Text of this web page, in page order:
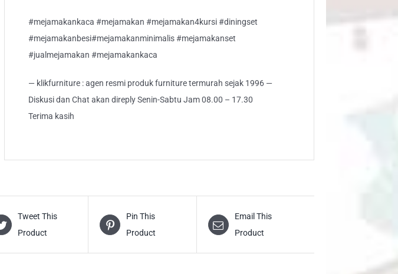
#mejamakankaca #mejamakan #mejamakan4kursi #diningset
#mejamakanbesi#mejamakanminimalis #mejamakanset
#jualmejamakan #mejamakankaca
— klikfurniture : agen resmi produk furniture termurah sejak 1996 —
Diskusi dan Chat akan direply Senin-Sabtu Jam 08.00 – 17.30
Terima kasih
Tweet This
Product
Pin This
Product
Email This
Product